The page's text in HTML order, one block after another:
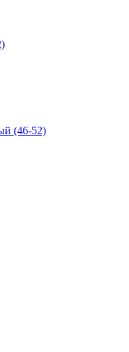
(46-52)